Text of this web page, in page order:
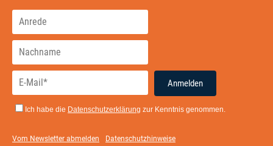
Anmelden
Ich habe die Datenschutzerklärung zur Kenntnis genommen.
Vom Newsletter abmelden Datenschutzhinweise